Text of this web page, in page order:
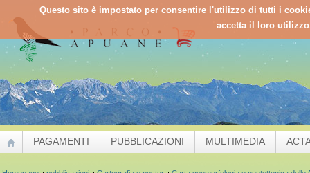
Questo sito è impostato per consentire l'utilizzo di tutti i
accetta il loro
PAGAMENTI PUBBLICAZIONI MULTIMEDIA